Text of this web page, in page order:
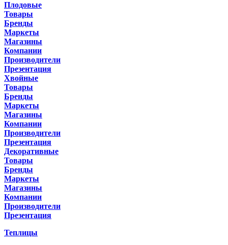
Плодовые
Товары
Бренды
Маркеты
Магазины
Компании
Производители
Презентация
Хвойные
Товары
Бренды
Маркеты
Магазины
Компании
Производители
Презентация
Декоративные
Товары
Бренды
Маркеты
Магазины
Компании
Производители
Презентация
Теплицы